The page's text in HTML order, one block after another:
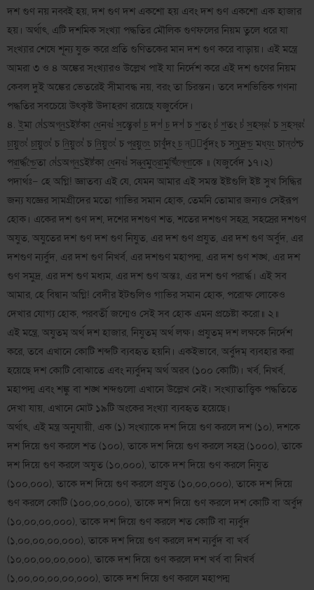
দশ গুণ নয় নব্বই হয়, দশ গুণ দশ একশো হয় এবং দশ গুণ একশো এক হাজার
হয়। অর্থাৎ, এটি দশমিক সংখ্যা পদ্ধতির মৌলিক গুণফলের নিয়ম তুলে ধরে যা
সংখ্যার শেষে শূন্য যুক্ত করে প্রতি গুণিতকের মান দশ গুণ করে বাড়ায়। এই মন্ত্রে
আমরা ৩ ও ৪ অঙ্কের সংখ্যারও উল্লেখ পাই যা নির্দেশ করে এই দশ গুণের নিয়ম
কেবল দুই অঙ্কের ভেতরেই সীমাবদ্ধ নয়, বরং তা চিরন্তন। তবে দশভিত্তিক গণনা
পদ্ধতির সবচেয়ে উৎকৃষ্ট উদাহরণ রয়েছে যজুর্বেদে।
৪. ই॒মা মে॑ऽঅগ্ন॒ऽইষ্ট॑কা ধে॒নবঃ॑ স॒ন্ত্বেকা॑ চ॒ দশ॑ চ॒ দশ॑ চ শ॒তং চ॑ শ॒তং চ॑ স॒হস্রং॑ চ স॒হস্রং॑
চা॒য়ুতং॑ চা॒য়ুতং॑ চ নি॒য়ুতং॑ চ নি॒য়ুতং॑ চ প্র॒য়ুতং॒ চার্বু॑দং চ॒ ন্য᳖র্বুদং চ সমু॒দ্রশ্চ॒ মধ্যং॒ চান্ত॑শ্চ
পরা॒র্দ্ধশ্চৈ॒তা মে॑ऽঅগ্ন॒ऽইষ্ট॑কা ধে॒নবঃ॑ সন্ত্ব॒মুত্রা॒মুষ্মিঁ॑ল্লো॒কে ॥ (যজুর্বেদ ১৭।২)
পদার্থঃ– হে অগ্নি! জ্ঞাতব্য এই যে, যেমন আমার এই সমস্ত ইষ্টগুলি ইষ্ট সুখ সিদ্ধির
জন্য যজ্ঞের সামগ্রীদের মতো গাভির সমান হোক, তেমনি তোমার জন্যও সেইরূপ
হোক। একের দশ গুণ দশ, দশের দশগুণ শত, শতের দশগুণ সহস্র, সহস্রের দশগুণ
অযুত, অযুতের দশ গুণ দশ গুণ নিযুত, এর দশ গুণ প্রযুত, এর দশ গুণ অর্বুদ, এর
দশগুণ ন্যর্বুদ, এর দশ গুণ নিখর্ব, এর দশগুণ মহাপদ্ম, এর দশ গুণ শঙ্খ, এর দশ
গুণ সমুদ্র, এর দশ গুণ মধ্যম, এর দশ গুণ অন্তঃ, এর দশ গুণ পরার্দ্ধ। এই সব
আমার, হে বিদ্বান অগ্নি! বেদীর ইটগুলিও গাভির সমান হোক, পরোক্ষ লোকেও
দেখার যোগ্য হোক, পরবর্তী জন্মেও সেই সব হোক এমন প্রচেষ্টা করো॥ ২॥
এই মন্ত্রে, অযুতম্ অর্থ দশ হাজার, নিযুতম্ অর্থ লক্ষ। প্রযুতম্ দশ লক্ষকে নির্দেশ
করে, তবে এখানে কোটি শব্দটি ব্যবহৃত হয়নি। একইভাবে, অর্বুদম্ ব্যবহার করা
হয়েছে দশ কোটি বোঝাতে এবং ন্যর্বুদম্ অর্থ অরব (১০০ কোটি)। খর্ব, নিখর্ব,
মহাপদ্ম এবং শঙ্কু বা শঙ্খ শব্দগুলো এখানে উল্লেখ নেই। সংখ্যাতাত্ত্বিক পদ্ধতিতে
দেখা যায়, এখানে মোট ১৯টি অংকের সংখ্যা ব্যবহৃত হয়েছে।
অর্থাৎ, এই মন্ত্র অনুযায়ী, এক (১) সংখ্যাকে দশ দিয়ে গুণ করলে দশ (১০), দশকে
দশ দিয়ে গুণ করলে শত (১০০), তাকে দশ দিয়ে গুণ করলে সহস্র (১০০০), তাকে
দশ দিয়ে গুণ করলে অযুত (১০,০০০), তাকে দশ দিয়ে গুণ করলে নিযুত
(১০০,০০০), তাকে দশ দিয়ে গুণ করলে প্রযুত (১০,০০,০০০), তাকে দশ দিয়ে
গুণ করলে কোটি (১০০,০০,০০০), তাকে দশ দিয়ে গুণ করলে দশ কোটি বা অর্বুদ
(১০,০০,০০,০০০), তাকে দশ দিয়ে গুণ করলে শত কোটি বা ন্যর্বুদ
(১,০০,০০,০০,০০০), তাকে দশ দিয়ে গুণ করলে দশ ন্যর্বুদ বা খর্ব
(১০,০০,০০,০০,০০০), তাকে দশ দিয়ে গুণ করলে দশ খর্ব বা নিখর্ব
(১,০০,০০,০০,০০,০০০), তাকে দশ দিয়ে গুণ করলে মহাপদ্ম